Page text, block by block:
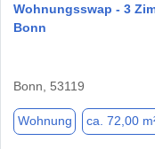
Wohnungsswap - 3
Bonn
Bonn, 53119
Wohnung ca. 72,00